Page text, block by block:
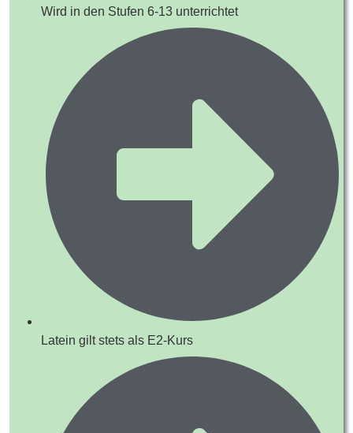
Wird in den Stufen 6-13 unterrichtet
Latein gilt stets als E2-Kurs